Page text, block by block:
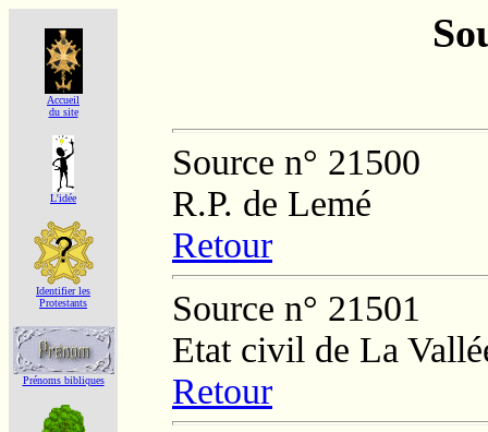
Accueil
du site
L'idée
Identifier les
Protestants
Prénoms bibliques
Source n° 21500
R.P. de Lemé
Retour
Source n° 21501
Etat civil de La
Retour